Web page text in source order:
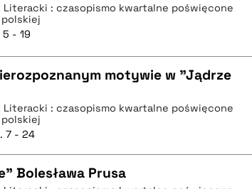
Literacki : czasopismo kwartalne poświęcone
5 - 19
motywie w "Jądrze
Literacki : czasopismo kwartalne poświęcone
7 - 24
Bolesława Prusa